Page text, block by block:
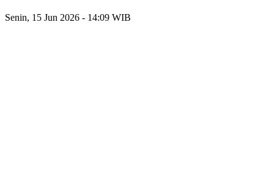
Senin, 15 Jun 2026 - 14:09 WIB